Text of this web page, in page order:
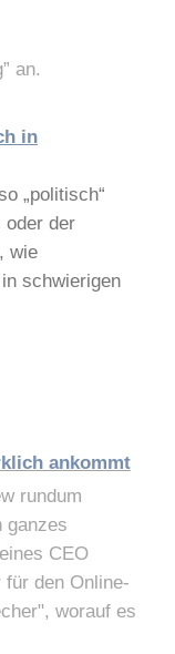
an.
in
„politisch“
oder der
wie
schwierigen
ankommt
rundum
ganzes
CEO
den Online-
worauf es